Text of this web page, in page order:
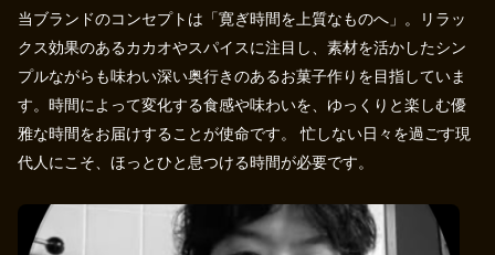
当ブランドのコンセプトは「寛ぎ時間を上質なものへ」。リラッ
クス効果のあるカカオやスパイスに注目し、素材を活かしたシン
プルながらも味わい深い奥行きのあるお菓子作りを目指していま
す。時間によって変化する食感や味わいを、ゆっくりと楽しむ優
雅な時間をお届けすることが使命です。 忙しない日々を過ごす現
代人にこそ、ほっとひと息つける時間が必要です。